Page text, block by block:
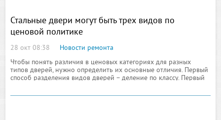
Стальные двери могут быть трех видов по
ценовой политике
28 окт 08:38
Новости ремонта
Чтобы понять различия в ценовых категориях для разных
типов дверей, нужно определить их основные отличия. Первый
способ разделения видов дверей – деление по классу. Первый
отделанные дермантином (винилискожей).